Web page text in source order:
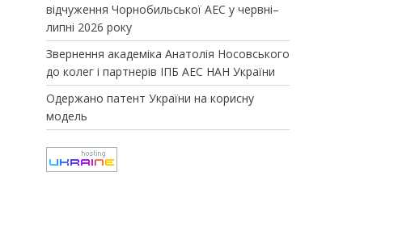
відчуження Чорнобильської АЕС у червні–
липні 2026 року
Звернення академіка Анатолія Носовського
до колег і партнерів ІПБ АЕС НАН України
Одержано патент України на корисну
модель